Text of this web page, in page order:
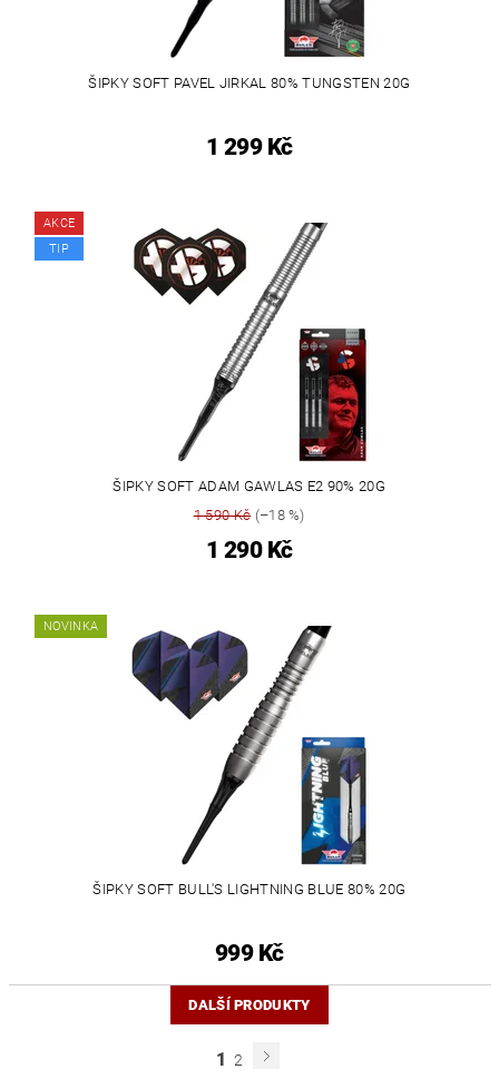
ŠIPKY SOFT PAVEL JIRKAL 80% TUNGSTEN 20G
1 299 Kč
AKCE
TIP
ŠIPKY SOFT ADAM GAWLAS E2 90% 20G
1 590 Kč(–18 %)
1 290 Kč
NOVINKA
ŠIPKY SOFT BULL'S LIGHTNING BLUE 80% 20G
999 Kč
DALŠÍ PRODUKTY
1 2